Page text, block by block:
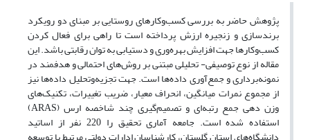
پژوهش حاضر به بررسی کسب‌وکارهای روستایی بر مبنای دو رویکرد
برندسازی و زنجیره ارزش پرداخته است تا راهی برای فعال کردن
کسب‌وکارها جهت افزایش بهره‌وری و دستیابی به توان رقابتی باشد. این
مقاله از نوع توصیفی- تحلیلی مبتنی بر روش‌های احتمالی و هدفمند در
نمونه‌برداری و جمع‌آوری داده‌ها است. جهت تجزیه‌وتحلیل داده‌ها نیز
از مجموع نمرات میانگین، انحراف معیار، ضریب تغییرات، تکنیک‌های
وزن دهی جمع رتبه‌ای و تصمیم‌گیری چند شاخصه ارس (ARAS)
استفاده شده است. جامعه آماری تحقیق را 220 نفر از اساتید